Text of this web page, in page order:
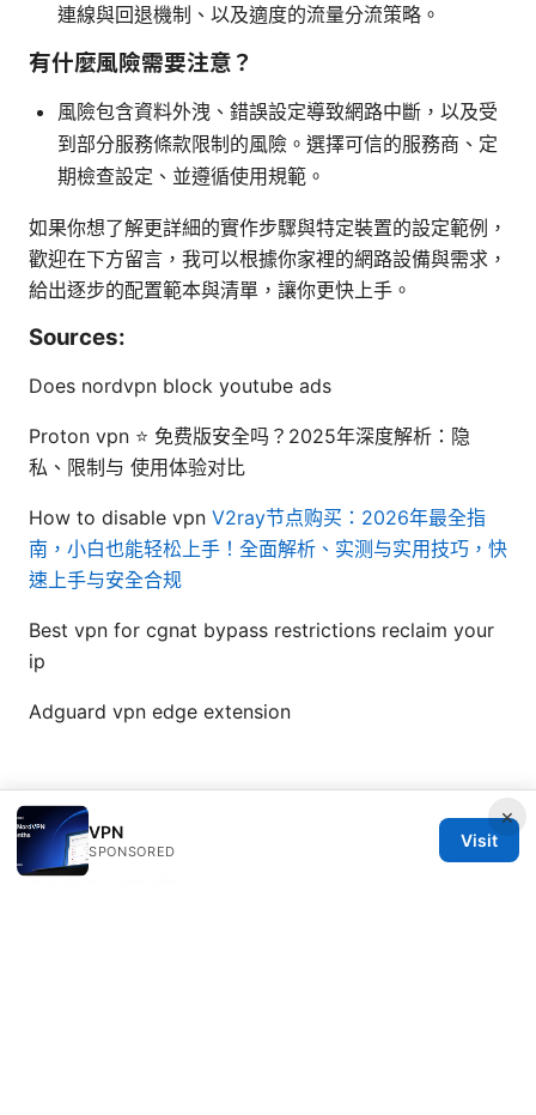
連線與回退機制、以及適度的流量分流策略。
有什麼風險需要注意？
風險包含資料外洩、錯誤設定導致網路中斷，以及受
到部分服務條款限制的風險。選擇可信的服務商、定
期檢查設定、並遵循使用規範。
如果你想了解更詳細的實作步驟與特定裝置的設定範例，
歡迎在下方留言，我可以根據你家裡的網路設備與需求，
給出逐步的配置範本與清單，讓你更快上手。
Sources:
Does nordvpn block youtube ads
Proton vpn ⭐ 免费版安全吗？2025年深度解析：隐
私、限制与 使用体验对比
How to disable vpn V2ray节点购买：2026年最全指
南，小白也能轻松上手！全面解析、实测与实用技巧，快
速上手与安全合规
Best vpn for cgnat bypass restrictions reclaim your
ip
Adguard vpn edge extension
×
VPN
SPONSORED
Visit
© 2026 ANY Side Effects